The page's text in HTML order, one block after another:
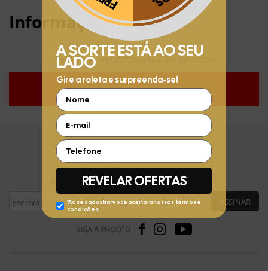
Informações:
Compre hoje (08/08/2026) e faça até 30/11/2026
COMPRE AGORA E FAÇA DEPOIS
Receba ofertas exclusivas da Phooto no seu e-mail
ASSINAR
Aproveite e receba as novidades e ofertas exclusivas da
SIGA A PHOOTO